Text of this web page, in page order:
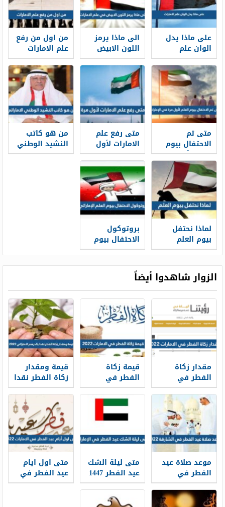
على ماذا يدل
الوان علم
الامارات
الى ماذا يرمز
اللون الابيض
في علم
الامارات
من اول من رفع
علم الامارات
متى تم
الاحتفال بيوم
العلم لأول مرة
في الإمارات
متى رفع علم
الامارات لأول
مرة
من هو كاتب
النشيد الوطني
الاماراتي
لماذا نحتفل
بيوم العلم
بروتوكول
الاحتفال بيوم
العلم الإماراتي
الزوار شاهدوا أيضاً
مقدار زكاة
الفطر في
الامارات 2026
قيمة زكاة
الفطر في
الامارات 2026
قيمة ومقدار
زكاة الفطر نقدا
بالدرهم
الاماراتي 2026
موعد صلاة عيد
الفطر في
الشارقة 2026
توقيت صلاة
متى ليلة الشك
عيد الفطر 1447
في الإمارات
متى اول ايام
عيد الفطر في
الامارات 2026